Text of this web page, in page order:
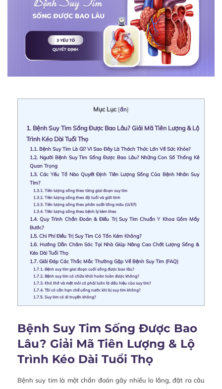
Mục Lục [ẩn]
1. Bệnh Suy Tim Sống Được Bao Lâu? Giải Mã Tiên Lượng & Lộ
Trình Kéo Dài Tuổi Thọ
1.1. Bệnh Suy Tim Là Gì? Vì Sao Đây Là Thách Thức Lớn Về Sức Khỏe?
1.2. Người Bệnh Suy Tim Sống Được Bao Lâu? Những Con Số Thống Kê
Quan Trọng
1.3. Các Yếu Tố Nào Quyết Định Tiên Lượng Sống Của Bệnh Nhân Suy
Tim?
1.3.1. Tiên lượng sống theo từng giai đoạn suy tim
1.3.2. Tiên lượng sống theo độ tuổi và giới tính
1.3.3. Tiên lượng sống theo phân suất tống máu (LVEF)
1.3.4. Tiên lượng sống theo bệnh lý kèm theo
1.4. Quy Trình Chẩn Đoán & Điều Trị Suy Tim Chuẩn Y Khoa Gồm Mấy
Bước?
1.5. Chi Phí Điều Trị Suy Tim Có Tốn Kém Không?
1.6. Hướng Dẫn Chăm Sóc Tại Nhà Giúp Nâng Cao Chất Lượng Sống &
Kéo Dài Tuổi Thọ
1.7. Giải Đáp Các Thắc Mắc Thường Gặp Về Bệnh Suy Tim (FAQ)
1.7.1. Bệnh suy tim giai đoạn cuối sống được bao lâu?
1.7.2. Bệnh suy tim có chữa khỏi hoàn toàn được không?
1.7.3. Khó thở và mệt mỏi có phải luôn là dấu hiệu của suy tim?
1.7.4. Tôi có cần hạn chế uống nước khi bị suy tim không?
1.7.5. Suy tim có di truyền không?
Bệnh Suy Tim Sống Được Bao
Lâu? Giải Mã Tiên Lượng & Lộ
Trình Kéo Dài Tuổi Thọ
Bệnh suy tim là một chẩn đoán gây nhiều lo lắng, đặt ra câu